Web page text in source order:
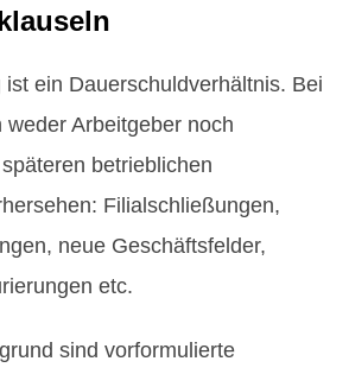
ist ein Dauerschuldverhältnis. Bei
Arbeitgeber noch
betrieblichen
Filialschließungen,
neue Geschäftsfelder,
etc.
sind vorformulierte